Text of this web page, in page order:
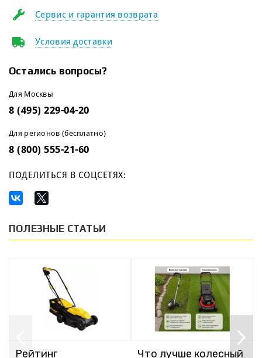
Сервис и гарантия возврата
Условия доставки
Остались вопросы?
Для Москвы
8 (495) 229-04-20
Для регионов (бесплатно)
8 (800) 555-21-60
ПОДЕЛИТЬСЯ В СОЦСЕТЯХ:
ПОЛЕЗНЫЕ СТАТЬИ
Рейтинг Что лучше колесный